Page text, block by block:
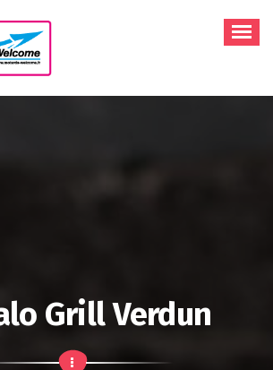
Grill Verdun